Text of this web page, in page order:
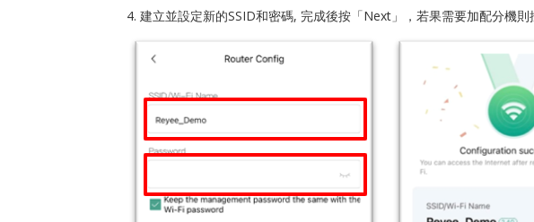
4. 建立並設定新的SSID和密碼, 完成後按「Next」，若果需要加配分機